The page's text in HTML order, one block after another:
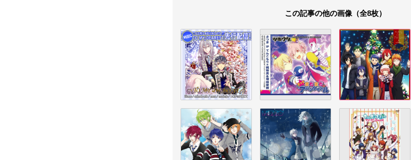
この記事の他の画像（全8枚）